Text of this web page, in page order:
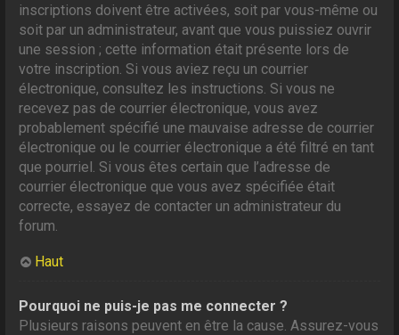
inscriptions doivent être activées, soit par vous-même ou
soit par un administrateur, avant que vous puissiez ouvrir
une session ; cette information était présente lors de
votre inscription. Si vous aviez reçu un courrier
électronique, consultez les instructions. Si vous ne
recevez pas de courrier électronique, vous avez
probablement spécifié une mauvaise adresse de courrier
électronique ou le courrier électronique a été filtré en tant
que pourriel. Si vous êtes certain que l’adresse de
courrier électronique que vous avez spécifiée était
correcte, essayez de contacter un administrateur du
forum.
Haut
Pourquoi ne puis-je pas me connecter ?
Plusieurs raisons peuvent en être la cause. Assurez-vous